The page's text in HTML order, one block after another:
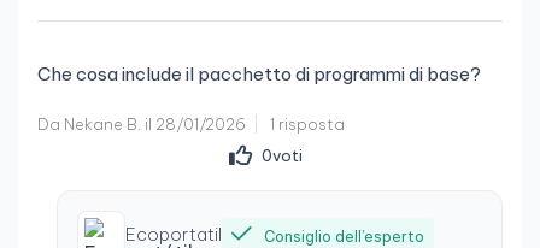
Che cosa include il pacchetto di programmi di base?
Da Nekane B. il 28/01/2026
1 risposta
0voti
Ecoportatil Consiglio dell’esperto